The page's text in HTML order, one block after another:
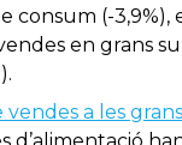
consum (-3,9%),
en grans
vendes a les